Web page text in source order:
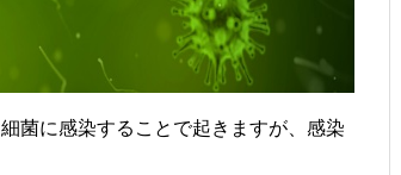
菌に感染することで起きますが、感染